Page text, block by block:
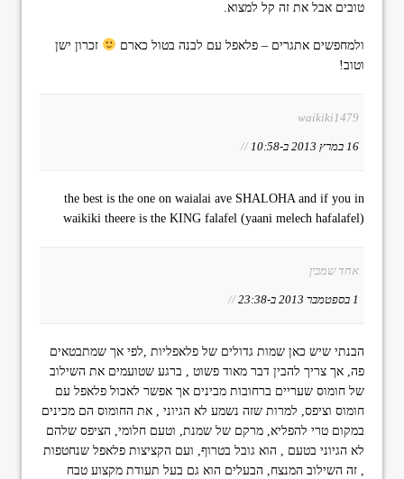
טובים אבל את זה קל למצוא.
ולמחפשים אתגרים – פלאפל עם לבנה בטול כארם
זכרון ישן
וטוב!
waikiki1479
16 במרץ 2013 ב-10:58 //
the best is the one on waialai ave SHALOHA and if you in
waikiki theere is the KING falafel (yaani melech hafalafel)
אחד שמבין
1 בספטמבר 2013 ב-23:38 //
הבנתי שיש כאן שמות גדולים של פלאפליות ,לפי אך שמתבטאים
פה, אך צריך להבין דבר מאוד פשוט , ברגע שטועמים את השילוב
של חומוס שעריים ברחובות מבינים אך אפשר לאכול פלאפל עם
חומוס וציפס, למרות שזה נשמע לא הגיוני , את החומוס הם מכינים
במקום טרי להפליא, מרקם של שמנת, וטעם חלומי, הציפס שלהם
לא הגיוני בטעם , הוא גובל בטרוף, ועם הקציצות פלאפל שנחטפות
, זה השילוב המנצח, הבעלים הוא גם בעל תעודת מקצוע טבח